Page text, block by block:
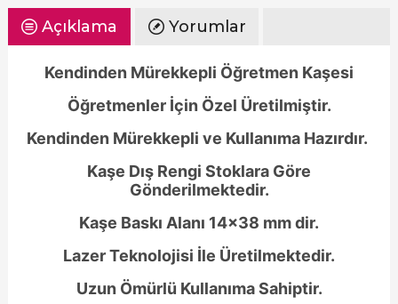
Açıklama Yorumlar
Kendinden Mürekkepli Öğretmen Kaşesi
Öğretmenler İçin Özel Üretilmiştir.
Kendinden Mürekkepli ve Kullanıma Hazırdır.
Kaşe Dış Rengi Stoklara Göre
Gönderilmektedir.
Kaşe Baskı Alanı 14x38 mm dir.
Lazer Teknolojisi İle Üretilmektedir.
Uzun Ömürlü Kullanıma Sahiptir.